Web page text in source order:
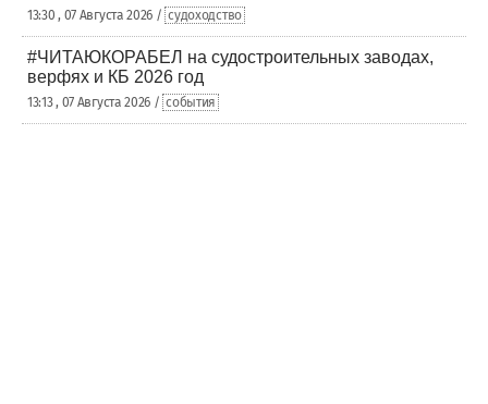
13:30 , 07 Августа 2026 / судоходство
#ЧИТАЮКОРАБЕЛ на судостроительных заводах,
верфях и КБ 2026 год
13:13 , 07 Августа 2026 / события